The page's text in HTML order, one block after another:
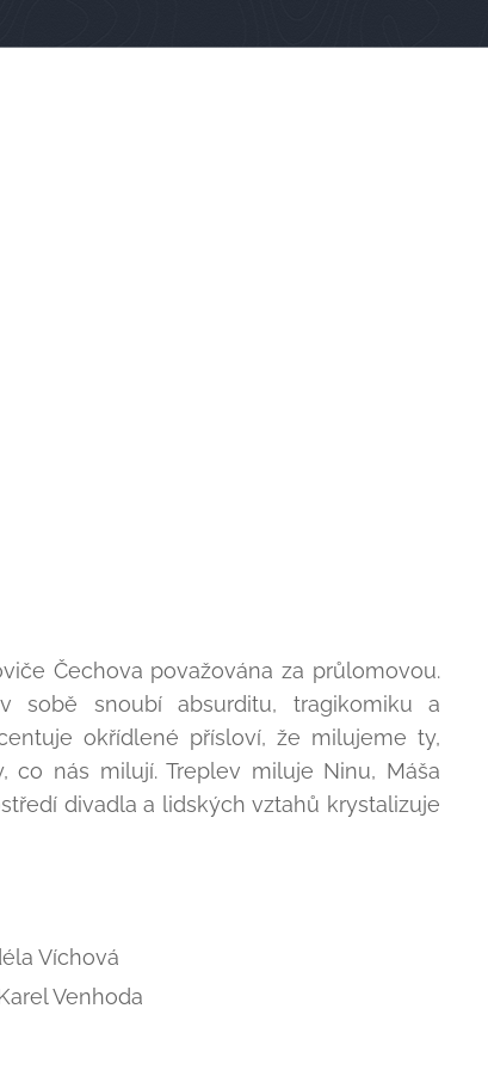
Čechova považována za průlomovou.
sobě snoubí absurditu, tragikomiku a
okřídlené přísloví, že milujeme ty,
nás milují. Treplev miluje Ninu, Máša
divadla a lidských vztahů krystalizuje
Víchová
Venhoda